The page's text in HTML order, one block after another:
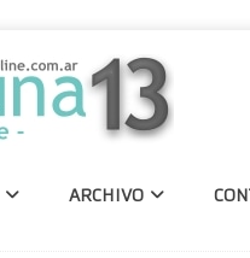
ARCHIVO